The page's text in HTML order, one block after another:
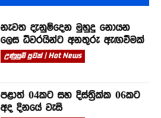
නැවත දැනුම්දෙන මුහුදු නොයන
ලෙස ධීවරයින්ට අනතුරු ඇඟවීමක්
උණුසුම් පුවත් | Hot News
පළාත් 04කට සහ දිස්ත්‍රික්ක 06කට
අද දිනයේ වැසි